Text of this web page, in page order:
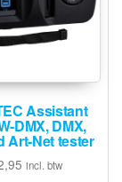
Assistant
DMX, DMX,
Art-Net tester
incl. btw